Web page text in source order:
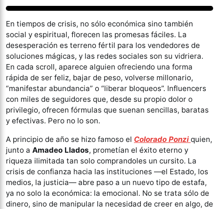
Actualidad
En tiempos de crisis, no sólo económica sino también
social y espiritual, florecen las promesas fáciles. La
desesperación es terreno fértil para los vendedores de
soluciones mágicas, y las redes sociales son su vidriera.
En cada scroll, aparece alguien ofreciendo una forma
rápida de ser feliz, bajar de peso, volverse millonario,
“manifestar abundancia” o “liberar bloqueos”. Influencers
con miles de seguidores que, desde su propio dolor o
privilegio, ofrecen fórmulas que suenan sencillas, baratas
y efectivas. Pero no lo son.
A principio de año se hizo famoso el Colorado Ponziquien,
junto a Amadeo Llados, prometían el éxito eterno y
riqueza ilimitada tan solo comprandoles un cursito. La
crisis de confianza hacia las instituciones —el Estado, los
medios, la justicia— abre paso a un nuevo tipo de estafa,
ya no solo la económica: la emocional. No se trata sólo de
dinero, sino de manipular la necesidad de creer en algo, de